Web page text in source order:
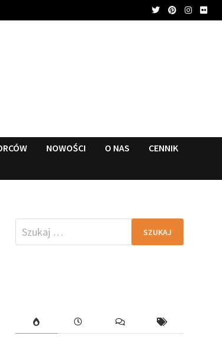
NOWOŚCI O NAS
CENNIK
Szukaj: